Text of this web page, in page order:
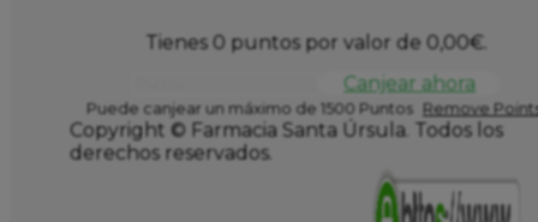
Tienes 0 puntos por valor de 0,00€.
Canjear ahora
Puede canjear un máximo de 1500 Puntos Remove
Copyright © Farmacia Santa Úrsula. Todos los
derechos reservados.